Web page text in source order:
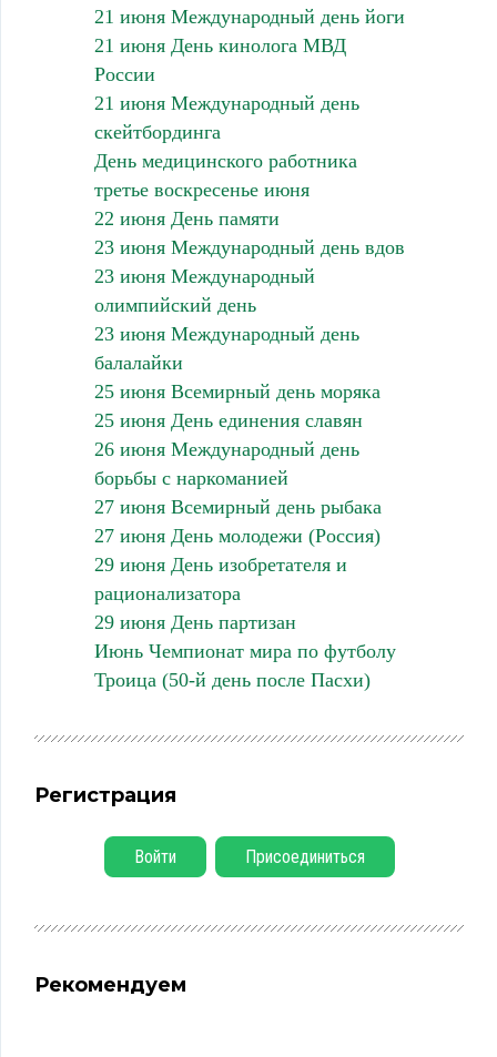
21 июня Международный день йоги
21 июня День кинолога МВД
России
21 июня Международный день
скейтбординга
День медицинского работника
третье воскресенье июня
22 июня День памяти
23 июня Международный день вдов
23 июня Международный
олимпийский день
23 июня Международный день
балалайки
25 июня Всемирный день моряка
25 июня День единения славян
26 июня Международный день
борьбы с наркоманией
27 июня Всемирный день рыбака
27 июня День молодежи (Россия)
29 июня День изобретателя и
рационализатора
29 июня День партизан
Июнь Чемпионат мира по футболу
Троица (50-й день после Пасхи)
Регистрация
Войти Присоединиться
Рекомендуем